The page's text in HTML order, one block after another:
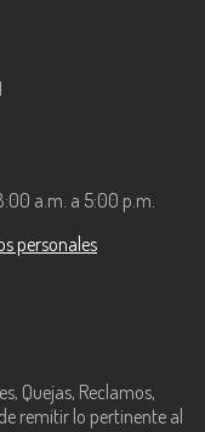
a.m. a 5:00 p.m.
personales
Quejas, Reclamos,
remitir lo pertinente al